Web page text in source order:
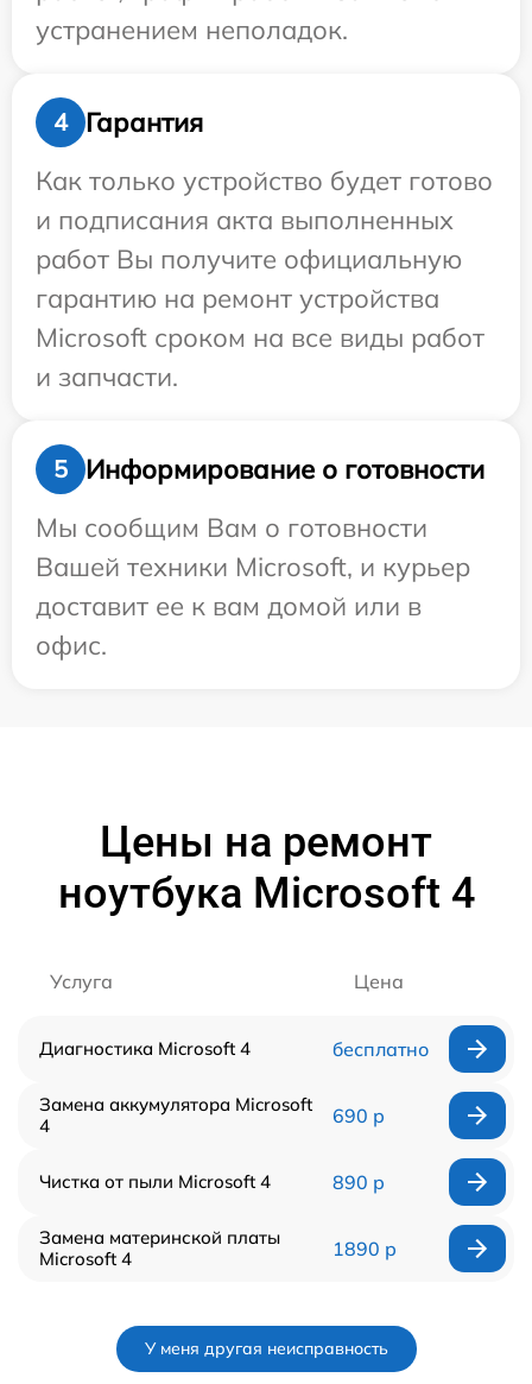
устранением неполадок.
4
Гарантия
Как только устройство будет готово
и подписания акта выполненных
работ Вы получите официальную
гарантию на ремонт устройства
Microsoft сроком на все виды работ
и запчасти.
5
Информирование о готовности
Мы сообщим Вам о готовности
Вашей техники Microsoft, и курьер
доставит ее к вам домой или в
офис.
Цены на ремонт
ноутбука Microsoft 4
Услуга Цена
Диагностика Microsoft 4 бесплатно
Замена аккумулятора Microsoft
4
690 р
Чистка от пыли Microsoft 4 890 р
Замена материнской платы
Microsoft 4
1890 р
У меня другая неисправность